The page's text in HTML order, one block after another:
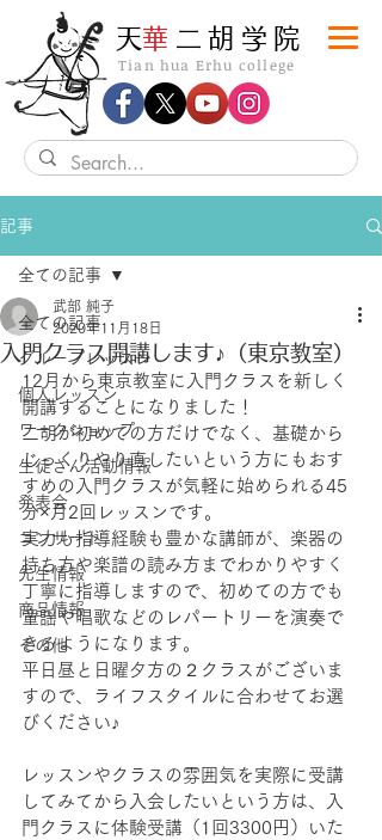
Tian hua Erhu college
​天華 二胡学院
記事
全ての記事
グループレッスン
個人レッスン
ワークショップ
生徒さん活動情報
発表会
コンサート
先生情報
商品情報
その他
全ての記事
入門クラス開講します♪（東京教室）
武部 純子
2020年11月18日
12月から東京教室に入門クラスを新しく
開講することになりました！
二胡が初めての方だけでなく、基礎から
じっくりやり直したいという方にもおす
すめの入門クラスが気軽に始められる45
分×月2回レッスンです。
実力も指導経験も豊かな講師が、楽器の
持ち方や楽譜の読み方までわかりやすく
丁寧に指導しますので、初めての方でも
童謡や唱歌などのレパートリーを演奏で
きるようになります。
平日昼と日曜夕方の２クラスがございま
すので、ライフスタイルに合わせてお選
びください♪
レッスンやクラスの雰囲気を実際に受講
してみてから入会したいという方は、入
門クラスに体験受講（1回3300円）いた